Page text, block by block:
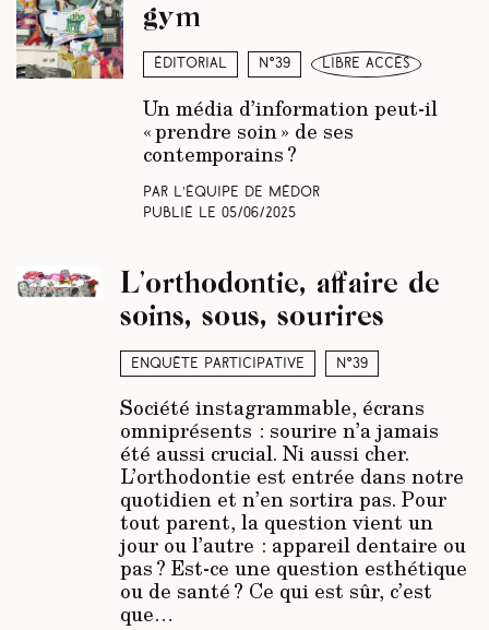
Éditorial N°39 libre accès
gym
Un média d’information peut-il
« prendre soin » de ses
contemporains ?
Par L’équipe de Médor
Publié le05/06/2025
Enquête participative N°39
L’orthodontie, affaire de
soins, sous, sourires
Société instagrammable, écrans
omniprésents : sourire n’a jamais
été aussi crucial. Ni aussi cher.
L’orthodontie est entrée dans notre
quotidien et n’en sortira pas. Pour
tout parent, la question vient un
jour ou l’autre : appareil dentaire ou
pas ? Est-ce une question esthétique
ou de santé ? Ce qui est sûr, c’est
que…